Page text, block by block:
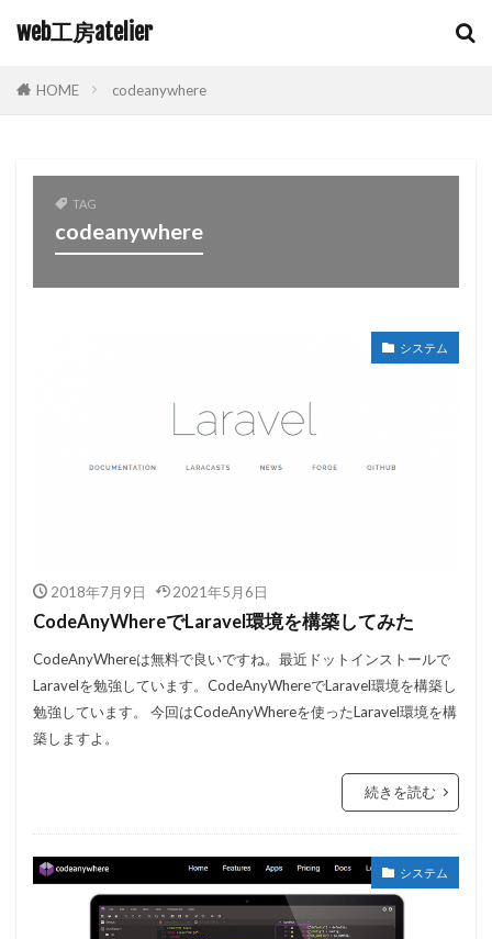
web工房atelier
HOME codeanywhere
TAG
codeanywhere
システム
2018年7月9日 2021年5月6日
CodeAnyWhereでLaravel環境を構築してみた
CodeAnyWhereは無料で良いですね。最近ドットインストールで
Laravelを勉強しています。CodeAnyWhereでLaravel環境を構築し
勉強しています。 今回はCodeAnyWhereを使ったLaravel環境を構
築しますよ。
続きを読む
システム